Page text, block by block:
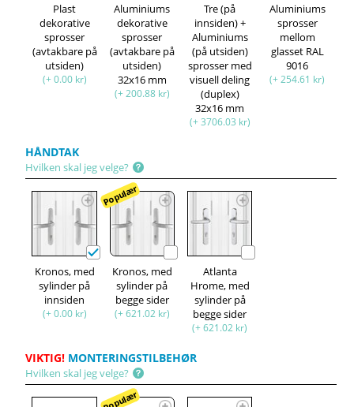
Plast
dekorative
sprosser
(avtakbare på
utsiden)
(+ 0.00 kr)
Aluminiums
dekorative
sprosser
(avtakbare på
utsiden)
32x16 mm
(+ 200.88 kr)
Tre (på
innsiden) +
Aluminiums
(på utsiden)
sprosser med
visuell deling
(duplex)
32x16 mm
(+ 3706.03 kr)
Aluminiums
sprosser
mellom
glasset RAL
9016
(+ 254.61 kr)
HÅNDTAK
Hvilken skal jeg velge?
Kronos, med
sylinder på
innsiden
(+ 0.00 kr)
Populær
Kronos, med
sylinder på
begge sider
(+ 621.02 kr)
Atlanta
Hrome, med
sylinder på
begge sider
(+ 621.02 kr)
VIKTIG! MONTERINGSTILBEHØR
Hvilken skal jeg velge?
Populær